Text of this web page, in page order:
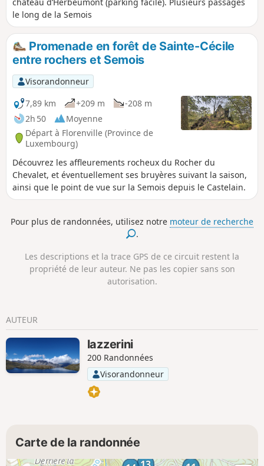
le long de la Semois
Promenade en forêt de Sainte-Cécile
entre rochers et Semois
Visorandonneur
7,89 km
+209 m
-208 m
2h 50
Moyenne
Départ à Florenville (Province de
Luxembourg)
Découvrez les affleurements rocheux du Rocher du
Chevalet, et éventuellement ses bruyères suivant la saison,
ainsi que le point de vue sur la Semois depuis le Castelain.
Pour plus de randonnées, utilisez notre moteur de recherche
.
Les descriptions et la trace GPS de ce circuit restent la
propriété de leur auteur. Ne pas les copier sans son
autorisation.
AUTEUR
lazzerini
200 Randonnées
Visorandonneur
Carte de la randonnée